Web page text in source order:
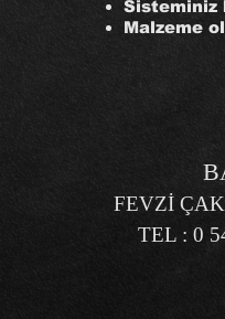
Sisteminiz
Malzeme
FEVZİ
TEL : 0